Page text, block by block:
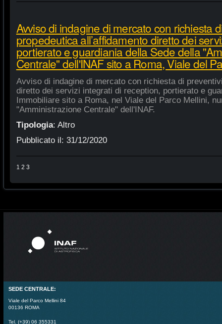
Avviso di indagine di mercato con richiesta
propedeutica all’affidamento diretto dei
portierato e guardiania della Sede della
Centrale" dell'INAF sito a Roma, Viale del
Avviso di indagine di mercato con richiesta di
diretto dei servizi integrati di reception, portierato e
Immobiliare sito a Roma, nel Viale del Parco Mellini,
"Amministrazione Centrale" dell'INAF.
Tipologia: Altro
Pubblicato il: 31/12/2020
1 2 3
SEDE CENTRALE:
Viale del Parco Mellini 84
00136 ROMA
Tel. (+39) 06 355331